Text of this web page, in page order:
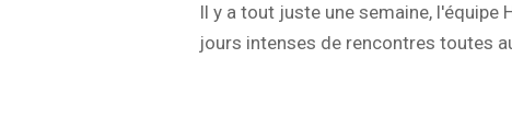
Il y a tout juste une semaine,
jours intenses de rencontres toutes